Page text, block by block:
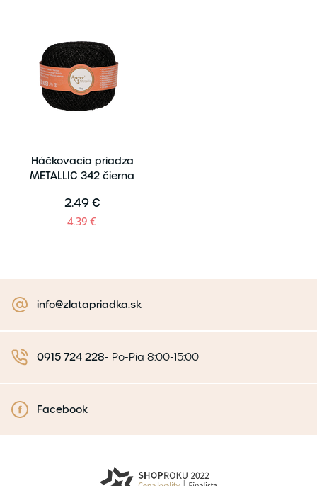
Háčkovacia priadza
METALLIC 342 čierna
2.49 €
4.39 €
info@zlatapriadka.sk
0915 724 228- Po-Pia 8:00-15:00
Facebook